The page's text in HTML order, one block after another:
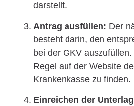
darstellt.
Antrag ausfüllen: Der
besteht darin, den
bei der GKV
Regel auf der Website
Krankenkasse zu finden.
Einreichen der